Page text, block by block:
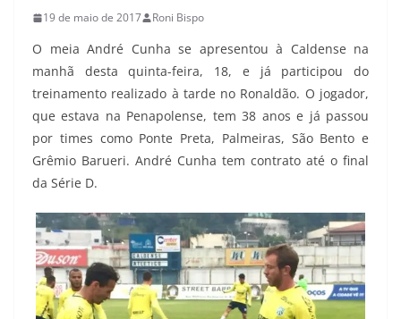
19 de maio de 2017 Roni Bispo
O meia André Cunha se apresentou à Caldense na
manhã desta quinta-feira, 18, e já participou do
treinamento realizado à tarde no Ronaldão. O jogador,
que estava na Penapolense, tem 38 anos e já passou
por times como Ponte Preta, Palmeiras, São Bento e
Grêmio Barueri. André Cunha tem contrato até o final
da Série D.